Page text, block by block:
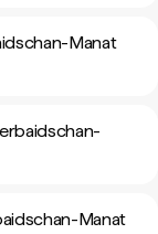
Manat
Manat